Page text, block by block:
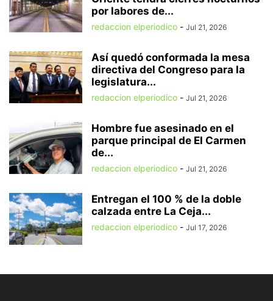
por labores de...
redaccion elperiodico - Jul 21, 2026
Así quedó conformada la mesa
directiva del Congreso para la
legislatura...
redaccion elperiodico - Jul 21, 2026
Hombre fue asesinado en el
parque principal de El Carmen
de...
redaccion elperiodico - Jul 21, 2026
Entregan el 100 % de la doble
calzada entre La Ceja...
redaccion elperiodico - Jul 17, 2026